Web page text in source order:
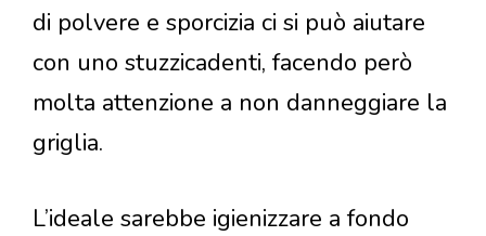
di polvere e sporcizia ci si può aiutare
con uno stuzzicadenti, facendo però
molta attenzione a non danneggiare la
griglia.
L’ideale sarebbe igienizzare a fondo